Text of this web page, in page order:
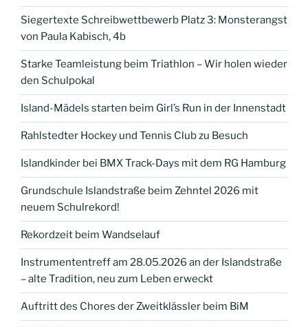
Siegertexte Schreibwettbewerb Platz 3: Monsterangst
von Paula Kabisch, 4b
Starke Teamleistung beim Triathlon – Wir holen wieder
den Schulpokal
Island-Mädels starten beim Girl’s Run in der Innenstadt
Rahlstedter Hockey und Tennis Club zu Besuch
Islandkinder bei BMX Track-Days mit dem RG Hamburg
Grundschule Islandstraße beim Zehntel 2026 mit
neuem Schulrekord!
Rekordzeit beim Wandselauf
Instrumententreff am 28.05.2026 an der Islandstraße
– alte Tradition, neu zum Leben erweckt
Auftritt des Chores der Zweitklässler beim BiM